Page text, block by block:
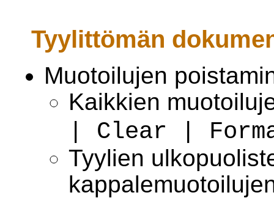
Tyylittömän
Muotoilujen
Kaikkien
| Clear |
Tyylien